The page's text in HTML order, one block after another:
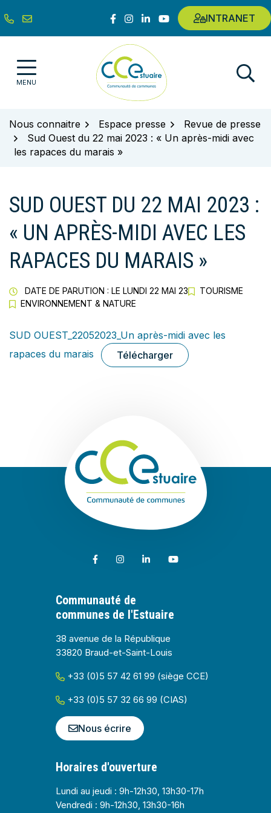
au
contenu
Lien vers le compte Facebook
Lien vers le compte Instagram
Lien vers le compte Linkedin
Lien vers la chaîne Youtube
INTRANET
MENU Communauté de communes de
Nous connaitre Espace presse
Revue de presse
Sud Ouest du 22 mai 2023 : « Un après-midi avec
les rapaces du marais »
SUD OUEST DU 22 MAI 2023 :
« UN APRÈS-MIDI AVEC LES
RAPACES DU MARAIS »
DATE DE PARUTION : LE LUNDI 22 MAI 23
TOURISME
ENVIRONNEMENT & NATURE
SUD OUEST_22052023_Un après-midi avec les
rapaces du marais
Télécharger
Lien vers le compte Facebook
Lien vers le compte Instagram
Lien vers le compte Linkedin
Lien vers la chaîne
Communauté de
communes de l'Estuaire
38 avenue de la République
33820 Braud-et-Saint-Louis
+33 (0)5 57 42 61 99 (siège CCE)
+33 (0)5 57 32 66 99 (CIAS)
Nous écrire
Horaires d'ouverture
Lundi au jeudi : 9h-12h30, 13h30-17h
Vendredi : 9h-12h30, 13h30-16h